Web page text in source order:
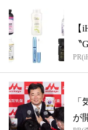
〝
が